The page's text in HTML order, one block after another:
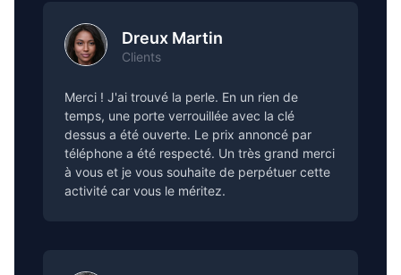
Dreux Martin
Clients
Merci ! J'ai trouvé la perle. En un rien de
temps, une porte verrouillée avec la clé
dessus a été ouverte. Le prix annoncé par
téléphone a été respecté. Un très grand merci
à vous et je vous souhaite de perpétuer cette
activité car vous le méritez.